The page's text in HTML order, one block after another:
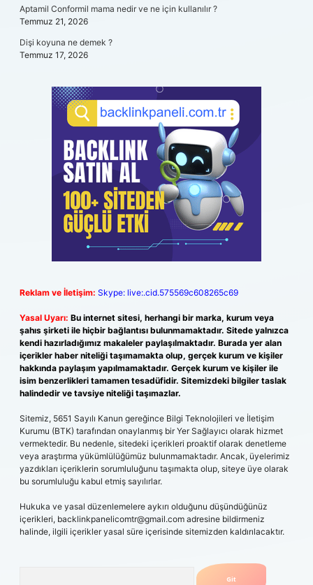
Aptamil Conformil mama nedir ve ne için kullanılır ?
Temmuz 21, 2026
Dişi koyuna ne demek ?
Temmuz 17, 2026
Reklam ve İletişim: Skype: live:.cid.575569c608265c69
Yasal Uyarı: Bu internet sitesi, herhangi bir marka, kurum veya
şahıs şirketi ile hiçbir bağlantısı bulunmamaktadır. Sitede yalnızca
kendi hazırladığımız makaleler paylaşılmaktadır. Burada yer alan
içerikler haber niteliği taşımamakta olup, gerçek kurum ve kişiler
hakkında paylaşım yapılmamaktadır. Gerçek kurum ve kişiler ile
isim benzerlikleri tamamen tesadüfidir. Sitemizdeki bilgiler taslak
halindedir ve tavsiye niteliği taşımazlar.
Sitemiz, 5651 Sayılı Kanun gereğince Bilgi Teknolojileri ve İletişim
Kurumu (BTK) tarafından onaylanmış bir Yer Sağlayıcı olarak hizmet
vermektedir. Bu nedenle, sitedeki içerikleri proaktif olarak denetleme
veya araştırma yükümlülüğümüz bulunmamaktadır. Ancak, üyelerimiz
yazdıkları içeriklerin sorumluluğunu taşımakta olup, siteye üye olarak
bu sorumluluğu kabul etmiş sayılırlar.
Hukuka ve yasal düzenlemelere aykırı olduğunu düşündüğünüz
içerikleri, backlinkpanelicomtr@gmail.com adresine bildirmeniz
halinde, ilgili içerikler yasal süre içerisinde sitemizden kaldırılacaktır.